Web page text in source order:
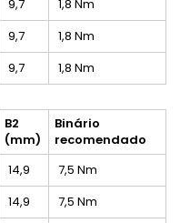
9,7
1,8 Nm
9,7
1,8 Nm
9,7 1,8 Nm
B2
(mm)
Binário
recomendado
14,9
7,5 Nm
14,9
7,5 Nm